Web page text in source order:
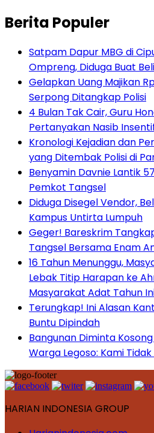
Berita Populer
Satpam Dapur MBG di
Ompreng, Diduga Buat
Gelapkan Uang Majikan
Serpong Ditangkap Polisi
4 Bulan Tak Cair, Guru
Pertanyakan Nasib
Kronologi Kejadian dan
yang Ditembak Polisi di
Benyamin Davnie Lantik
Pemkot Tangsel
Diduga Disegel Vendor,
Kampus Untirta Lumpuh
Geger! Bareskrim
Tangsel Bersama Enam
16 Tahun Menunggu,
Lebak Titip Harapan ke
Masyarakat Adat Tahun
Terungkap! Ini Alasan
Buntu Dipindah
Bangunan Diminta
Warga Legoso: Kami
HARIAN INDONESIA GROUP